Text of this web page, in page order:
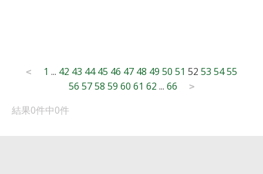
Posts
pagination
< 1 ... 42 43 44 45 46 47 48 49 50 51 52 53 5455
56 57 58 59 60 61 62 ... 66 >
結果0件中0件